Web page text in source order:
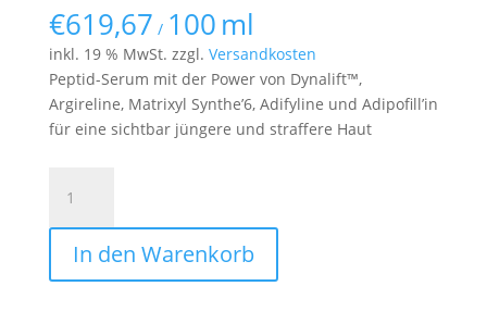
€619,67 / 100ml
inkl. 19 % MwSt. zzgl. Versandkosten
Peptid-Serum mit der Power von Dynalift™,
Argireline, Matrixyl Synthe’6, Adifyline und Adipofill’in
für eine sichtbar jüngere und straffere Haut
&
Tone
Serum
In den Warenkorb